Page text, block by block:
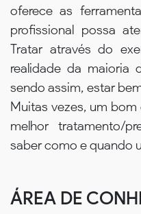
oferece as
profissional possa
Tratar através do
realidade da maioria
sendo assim, estar
Muitas vezes, um
melhor tratamento/
saber como e quando
ÁREA DE